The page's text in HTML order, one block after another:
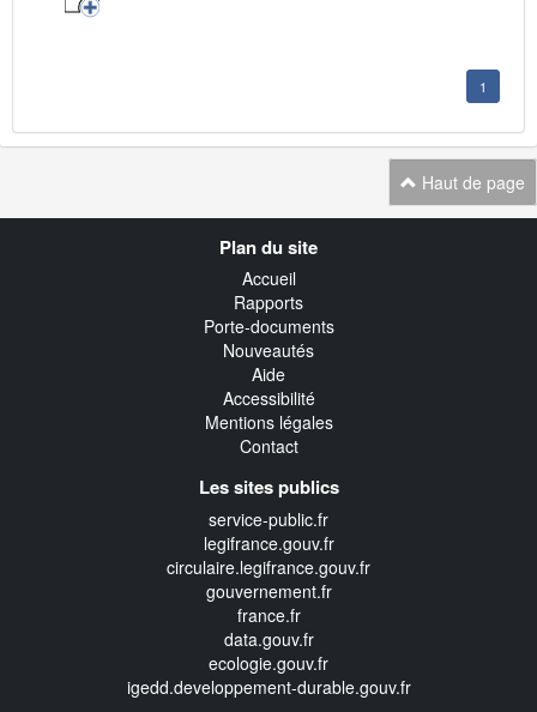
1
Haut de page
Plan du site
Accueil
Rapports
Porte-documents
Nouveautés
Aide
Accessibilité
Mentions légales
Contact
Les sites publics
service-public.fr
legifrance.gouv.fr
circulaire.legifrance.gouv.fr
gouvernement.fr
france.fr
data.gouv.fr
ecologie.gouv.fr
igedd.developpement-durable.gouv.fr